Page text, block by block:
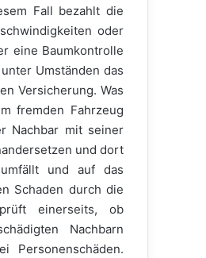
Fall bezahlt die
oder
eine Baumkontrolle
Umständen das
Versicherung. Was
fremden Fahrzeug
Nachbar mit seiner
und dort
und auf das
Schaden durch die
einerseits, ob
Nachbarn